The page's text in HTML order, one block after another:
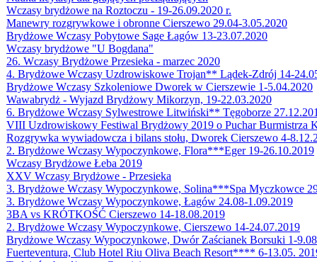
Wczasy brydżowe na Roztoczu - 19-26.09.2020 r.
Manewry rozgrywkowe i obronne Cierszewo 29.04-3.05.2020
Brydżowe Wczasy Pobytowe Sage Łagów 13-23.07.2020
Wczasy brydżowe "U Bogdana"
26. Wczasy Brydżowe Przesieka - marzec 2020
4. Brydżowe Wczasy Uzdrowiskowe Trojan** Lądek-Zdrój 14-
Brydżowe Wczasy Szkoleniowe Dworek w Cierszewie 1-5.04.2020
Wawabrydż - Wyjazd Brydżowy Mikorzyn, 19-22.03.2020
6. Brydżowe Wczasy Sylwestrowe Litwiński** Tęgoborze
VIII Uzdrowiskowy Festiwal Brydżowy 2019 o Puchar Burmistrza
Rozgrywka wywiadowcza i bilans stołu, Dworek Cierszewo 4-
2. Brydżowe Wczasy Wypoczynkowe, Flora***Eger 19-26.10.2019
Wczasy Brydżowe Łeba 2019
XXV Wczasy Brydżowe - Przesieka
3. Brydżowe Wczasy Wypoczynkowe, Solina***Spa Myczkowce
3. Brydżowe Wczasy Wypoczynkowe, Łagów 24.08-1.09.2019
3BA vs KRÓTKOŚĆ Cierszewo 14-18.08.2019
2. Brydżowe Wczasy Wypoczynkowe, Cierszewo 14-24.07.2019
Brydżowe Wczasy Wypoczynkowe, Dwór Zaścianek Borsuki 1-
Fuerteventura, Club Hotel Riu Oliva Beach Resort**** 6-13.05.